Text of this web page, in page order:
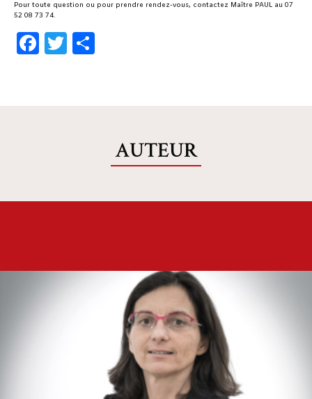
Pour toute question ou pour prendre rendez-vous, contactez Maître PAUL au 07
52 08 73 74.
Facebook
Twitter
AUTEUR